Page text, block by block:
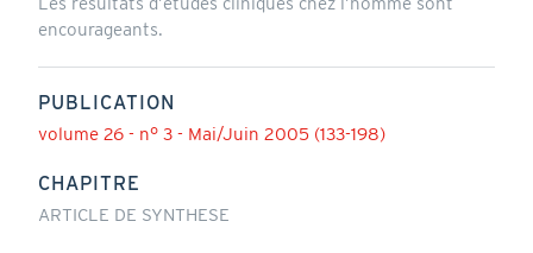
encourageants.
PUBLICATION
volume 26 - n° 3 - Mai/Juin 2005 (133-198)
CHAPITRE
ARTICLE DE SYNTHESE